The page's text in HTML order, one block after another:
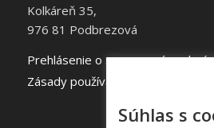
Kolkáreň 35,
976 81 Podbrezová
Prehlásenie o spracovaní
Zásady používania súborov cookie
Súhlas s